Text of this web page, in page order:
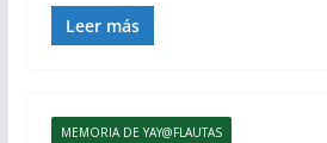
Leer más
MEMORIA DE YAY@FLAUTAS